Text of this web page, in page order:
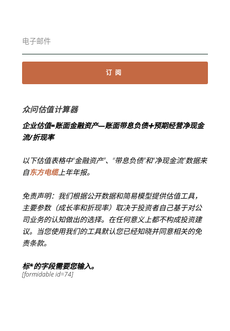
订阅
众问估值计算器
企业估值=账面金融资产—账面带息负债➕预期经营净现金
流/折现率
以下估值表格中“金融资产”、“带息负债”和“净现金流”数据来
自东方电缆上年年报。
免责声明：我们根据公开数据和简易模型提供估值工具，
主要参数（成长率和折现率）取决于投资者自己基于对公
司业务的认知做出的选择。在任何意义上都不构成投资建
议。当您使用我们的工具默认您已经知晓并同意相关的免
责条款。
标*的字段需要您输入。
[formidable id=74]